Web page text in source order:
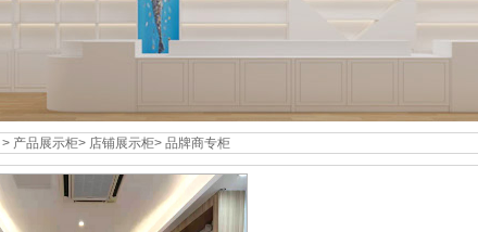
> 产品展示柜> 店铺展示柜> 品牌商专柜